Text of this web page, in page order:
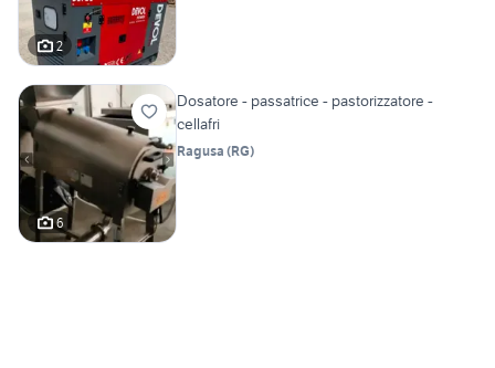
2
6
Dosatore - passatrice - pastorizzatore -
cellafri
Ragusa (RG)